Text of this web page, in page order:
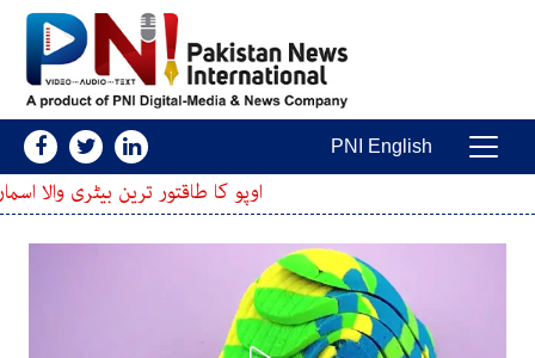
Main Navigation
PNI English
اوپو کا طاقتور ترین بیٹری والا اسمارٹ فون